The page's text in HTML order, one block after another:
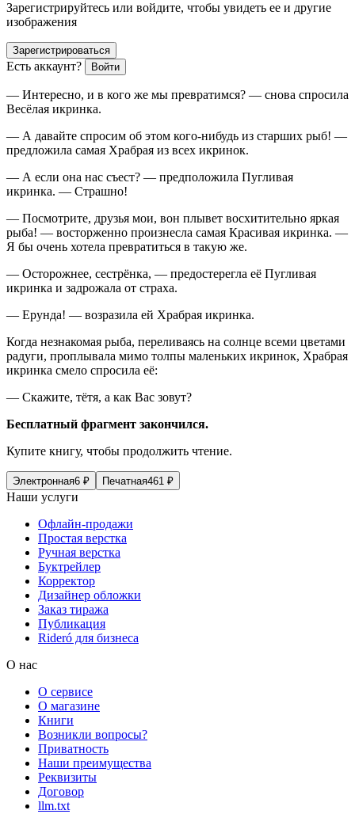
Зарегистрируйтесь или войдите, чтобы увидеть ее и другие
изображения
Зарегистрироваться
Есть аккаунт? Войти
— Интересно, и в кого же мы превратимся? — снова спросила
Весёлая икринка.
— А давайте спросим об этом кого-нибудь из старших рыб! —
предложила самая Храбрая из всех икринок.
— А если она нас съест? — предположила Пугливая
икринка. — Страшно!
— Посмотрите, друзья мои, вон плывет восхитительно яркая
рыба! — восторженно произнесла самая Красивая икринка. —
Я бы очень хотела превратиться в такую же.
— Осторожнее, сестрёнка, — предостерегла её Пугливая
икринка и задрожала от страха.
— Ерунда! — возразила ей Храбрая икринка.
Когда незнакомая рыба, переливаясь на солнце всеми цветами
радуги, проплывала мимо толпы маленьких икринок, Храбрая
икринка смело спросила её:
— Скажите, тётя, а как Вас зовут?
Бесплатный фрагмент закончился.
Купите книгу, чтобы продолжить чтение.
Электронная6 ₽ Печатная461 ₽
Наши услуги
Офлайн-продажи
Простая верстка
Ручная верстка
Буктрейлер
Корректор
Дизайнер обложки
Заказ тиража
Публикация
Rideró для бизнеса
О нас
О сервисе
О магазине
Книги
Возникли вопросы?
Приватность
Наши преимущества
Реквизиты
Договор
llm.txt